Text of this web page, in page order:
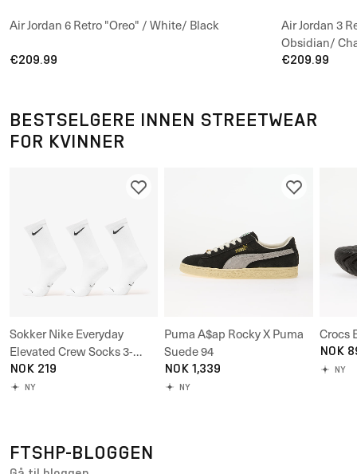
Air Jordan 6 Retro "Oreo" / White/ Black
€209.99
Air Jordan 3
Obsidian/
€209.99
BESTSELGERE INNEN STREETWEAR
FOR KVINNER
Sokker Nike Everyday
Elevated Crew Socks 3-
Pack
NOK 219
NY
Puma A$ap Rocky X Puma
Suede 94
NOK 1,339
NY
Crocs
NOK
NY
FTSHP-BLOGGEN